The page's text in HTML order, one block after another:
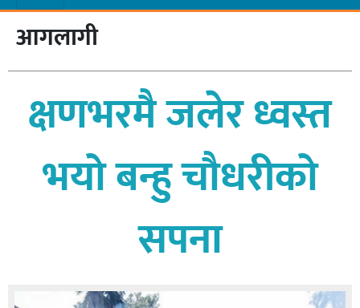
प्रदेश
लुम्बिनी
बागमती
आगलागी
क्षणभरमै जलेर ध्वस्त
भयो बन्हु चौधरीको
सपना